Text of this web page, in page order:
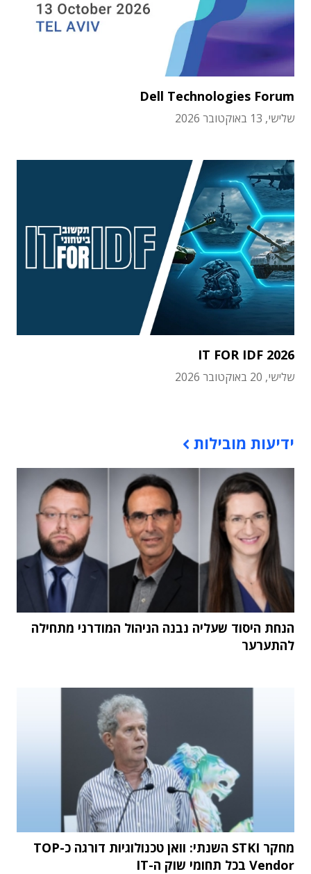
Dell Technologies Forum
שלישי, 13 באוקטובר 2026
IT FOR IDF 2026
שלישי, 20 באוקטובר 2026
ידיעות מובילות
הנחת היסוד שעליה נבנה הניהול המודרני מתחילה
להתערער
מחקר STKI השנתי: וואן טכנולוגיות דורגה כ-TOP
Vendor בכל תחומי שוק ה-IT